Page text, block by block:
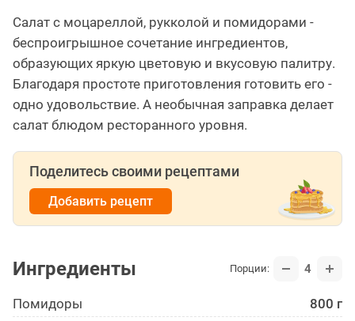
Салат с моцареллой, рукколой и помидорами -
беспроигрышное сочетание ингредиентов,
образующих яркую цветовую и вкусовую палитру.
Благодаря простоте приготовления готовить его -
одно удовольствие. А необычная заправка делает
салат блюдом ресторанного уровня.
Поделитесь своими рецептами
Добавить рецепт
Ингредиенты Порции: 4
Помидоры
800 г